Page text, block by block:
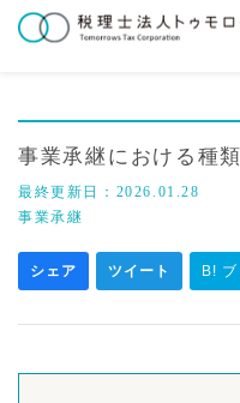
事業承継における種
最終更新日： 2026.01.28
事業承継
シェア ツイート B!